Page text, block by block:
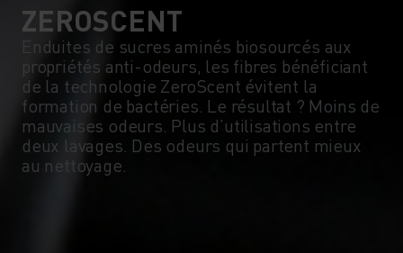
ZEROSCENT
Enduites de sucres aminés biosourcés aux
propriétés anti-odeurs, les fibres bénéficiant
de la technologie ZeroScent évitent la
formation de bactéries. Le résultat ? Moins de
mauvaises odeurs. Plus d’utilisations entre
deux lavages. Des odeurs qui partent mieux
au nettoyage.